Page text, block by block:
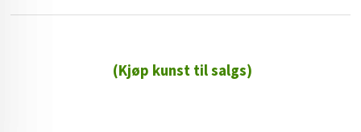
(Kjøp kunst til salgs)